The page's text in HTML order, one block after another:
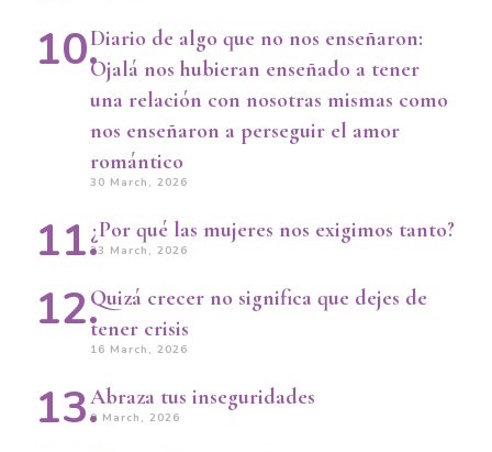
Diario de algo que no nos enseñaron:
Ojalá nos hubieran enseñado a tener
una relación con nosotras mismas como
nos enseñaron a perseguir el amor
romántico
30 March, 2026
¿Por qué las mujeres nos exigimos tanto?
23 March, 2026
Quizá crecer no significa que dejes de
tener crisis
16 March, 2026
Abraza tus inseguridades
9 March, 2026